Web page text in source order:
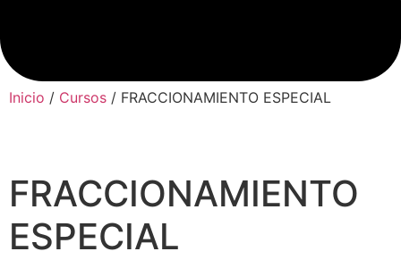
Inicio / Cursos / FRACCIONAMIENTO ESPECIAL
FRACCIONAMIENTO
ESPECIAL